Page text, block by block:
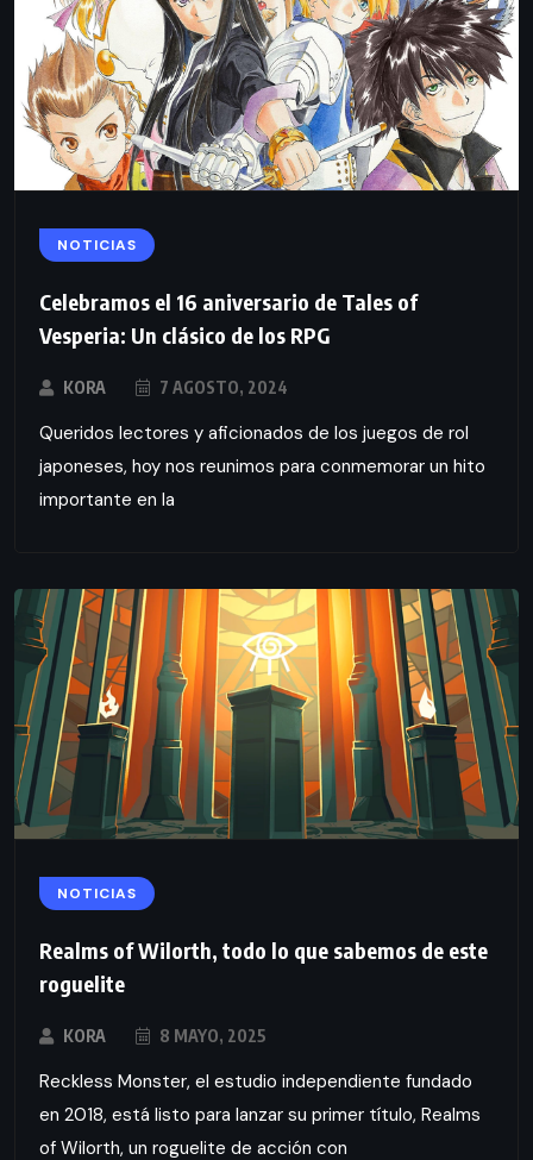
NOTICIAS
Celebramos el 16 aniversario de Tales of
Vesperia: Un clásico de los RPG
KORA 7 AGOSTO, 2024
Queridos lectores y aficionados de los juegos de rol
japoneses, hoy nos reunimos para conmemorar un hito
importante en la
NOTICIAS
Realms of Wilorth, todo lo que sabemos de este
roguelite
KORA 8 MAYO, 2025
Reckless Monster, el estudio independiente fundado
en 2018, está listo para lanzar su primer título, Realms
of Wilorth, un roguelite de acción con